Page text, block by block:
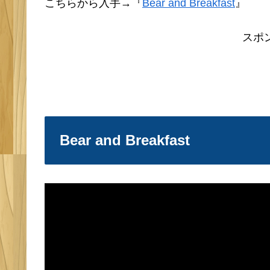
こちらから入手→『Bear and Breakfast 』
スポ
Bear and Breakfast